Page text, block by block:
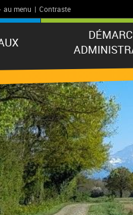
au menu | Contraste